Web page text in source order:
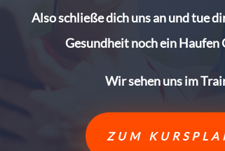
Also schließe dich uns an und tue
Gesundheit noch ein Haufen
Wir sehen uns im
ZUM